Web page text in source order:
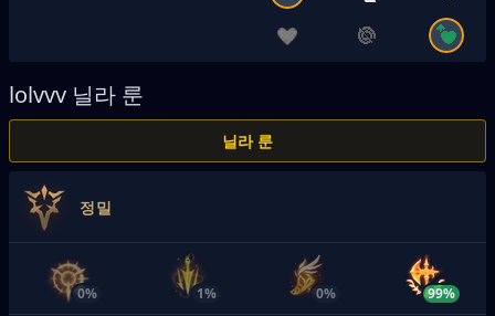
lolvvv 닐라 룬
닐라 룬
정밀
0% 1% 0% 99%